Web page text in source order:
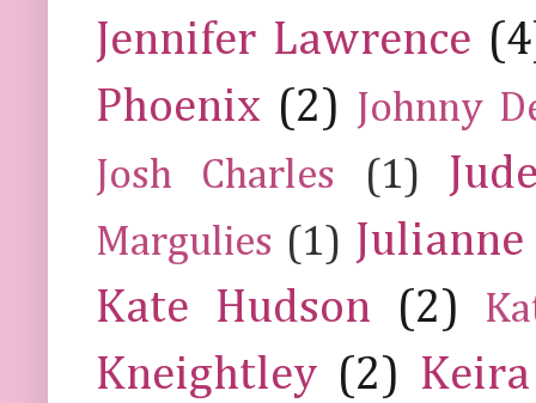
Jennifer Lawrence
Phoenix (2) Johnny
Josh Charles
(1)
Margulies (1)
Kate Hudson
(2)
Kneightley (2)